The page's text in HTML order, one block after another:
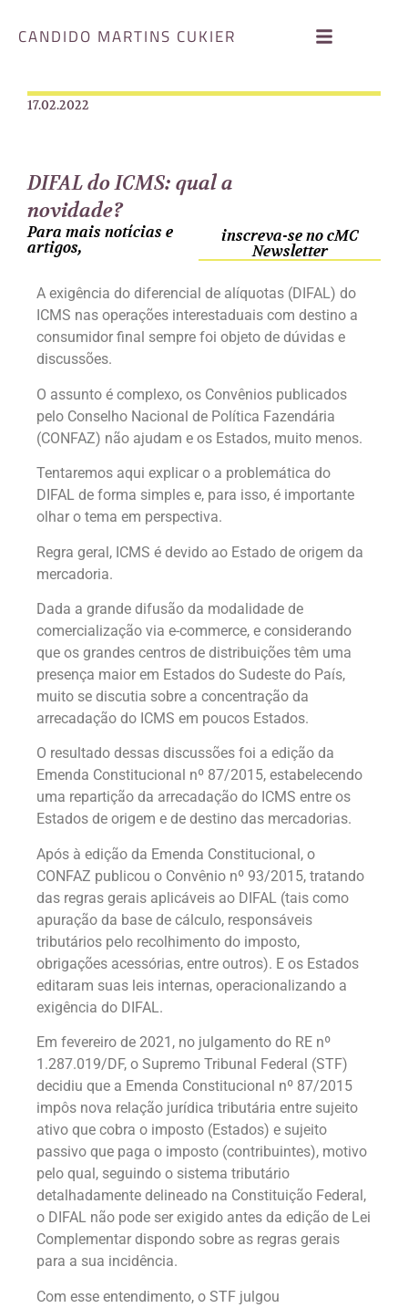
CANDIDO MARTINS CUKIER
17.02.2022
DIFAL do ICMS: qual a
novidade?
Para mais notícias e
artigos,
inscreva-se no cMC
Newsletter
A exigência do diferencial de alíquotas (DIFAL) do
ICMS nas operações interestaduais com destino a
consumidor final sempre foi objeto de dúvidas e
discussões.
O assunto é complexo, os Convênios publicados
pelo Conselho Nacional de Política Fazendária
(CONFAZ) não ajudam e os Estados, muito menos.
Tentaremos aqui explicar o a problemática do
DIFAL de forma simples e, para isso, é importante
olhar o tema em perspectiva.
Regra geral, ICMS é devido ao Estado de origem da
mercadoria.
Dada a grande difusão da modalidade de
comercialização via e-commerce, e considerando
que os grandes centros de distribuições têm uma
presença maior em Estados do Sudeste do País,
muito se discutia sobre a concentração da
arrecadação do ICMS em poucos Estados.
O resultado dessas discussões foi a edição da
Emenda Constitucional nº 87/2015, estabelecendo
uma repartição da arrecadação do ICMS entre os
Estados de origem e de destino das mercadorias.
Após à edição da Emenda Constitucional, o
CONFAZ publicou o Convênio nº 93/2015, tratando
das regras gerais aplicáveis ao DIFAL (tais como
apuração da base de cálculo, responsáveis
tributários pelo recolhimento do imposto,
obrigações acessórias, entre outros). E os Estados
editaram suas leis internas, operacionalizando a
exigência do DIFAL.
Em fevereiro de 2021, no julgamento do RE nº
1.287.019/DF, o Supremo Tribunal Federal (STF)
decidiu que a Emenda Constitucional nº 87/2015
impôs nova relação jurídica tributária entre sujeito
ativo que cobra o imposto (Estados) e sujeito
passivo que paga o imposto (contribuintes), motivo
pelo qual, seguindo o sistema tributário
detalhadamente delineado na Constituição Federal,
o DIFAL não pode ser exigido antes da edição de Lei
Complementar dispondo sobre as regras gerais
para a sua incidência.
Com esse entendimento, o STF julgou